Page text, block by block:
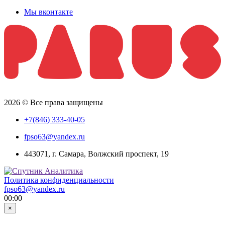
Мы вконтакте
2026 © Все права защищены
+7(846) 333-40-05
fpso63@yandex.ru
443071, г. Самара, Волжский проспект, 19
Политика конфиденциальности
fpso63@yandex.ru
00:00
×